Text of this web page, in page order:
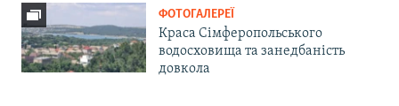
ФОТОГАЛЕРЕЇ
Краса Сімферопольського
водосховища та занедбаність
довкола